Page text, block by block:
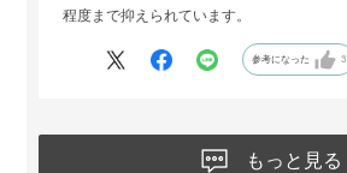
程度まで抑えられています。
参考になった 3
もっと見る